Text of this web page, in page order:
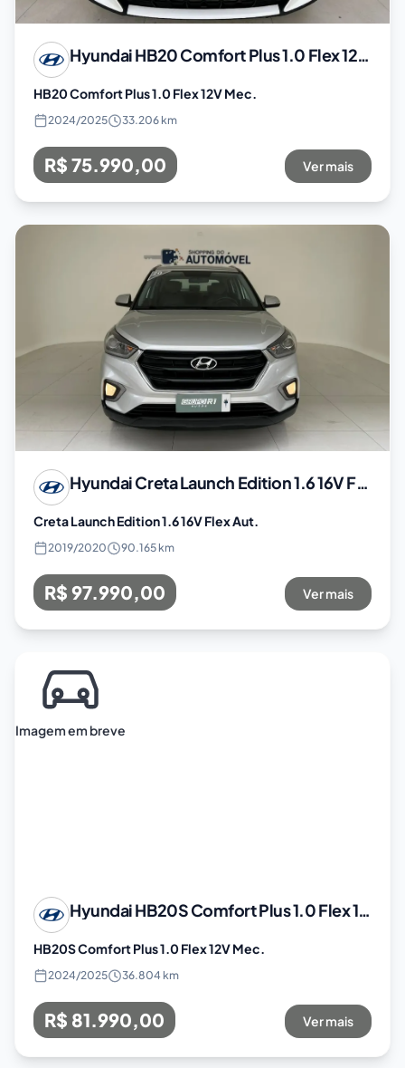
HyundaiHB20 Comfort Plus 1.0 Flex 12V Mec.
HB20 Comfort Plus 1.0 Flex 12V Mec.
2024/2025 33.206 km
R$ 75.990,00 Ver mais
HyundaiCreta Launch Edition 1.6 16V Flex Aut.
Creta Launch Edition 1.6 16V Flex Aut.
2019/2020 90.165 km
R$ 97.990,00 Ver mais
Imagem em breve
HyundaiHB20S Comfort Plus 1.0 Flex 12V Mec.
HB20S Comfort Plus 1.0 Flex 12V Mec.
2024/2025 36.804 km
R$ 81.990,00 Ver mais